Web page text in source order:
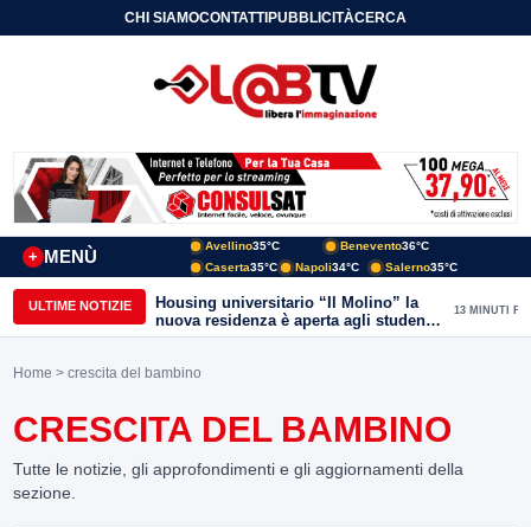
CHI SIAMOCONTATTIPUBBLICITÀCERCA
MENÙ
+
Avellino35°C Benevento36°C
Caserta35°C Napoli34°C Salerno35°C
ULTIME NOTIZIE
Housing universitario “Il Molino” la
nuova residenza è aperta agli studenti
del Conservatorio “Nicola Sala” e
13 MINUTI FA
Home > crescita del bambino
CRESCITA DEL BAMBINO
Tutte le notizie, gli approfondimenti e gli aggiornamenti della
sezione.